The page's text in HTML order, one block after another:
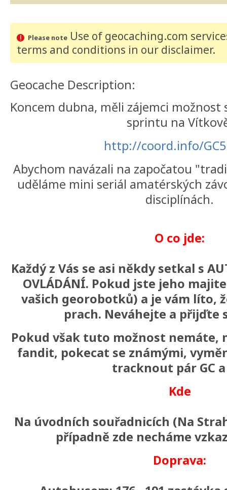
Please noteUse of geocaching.com
terms and conditions in our disclaimer.
Geocache Description:
Koncem dubna, měli zájemci možnost
sprintu na
http://coord.info/
Abychom navázali na započatou
uděláme mini seriál amatérských
disciplínách.
O co jde:
Každý z Vás se asi někdy setkal s
OVLÁDÁNÍ. Pokud jste jeho
vašich georobotků) a je vám líto,
prach. Neváhejte a přijďte
Pokud však tuto možnost nemáte,
fandit, pokecat se známými,
tracknout pár GC a
Kde
Na úvodních souřadnicích (Na
případně zde necháme
Doprava: